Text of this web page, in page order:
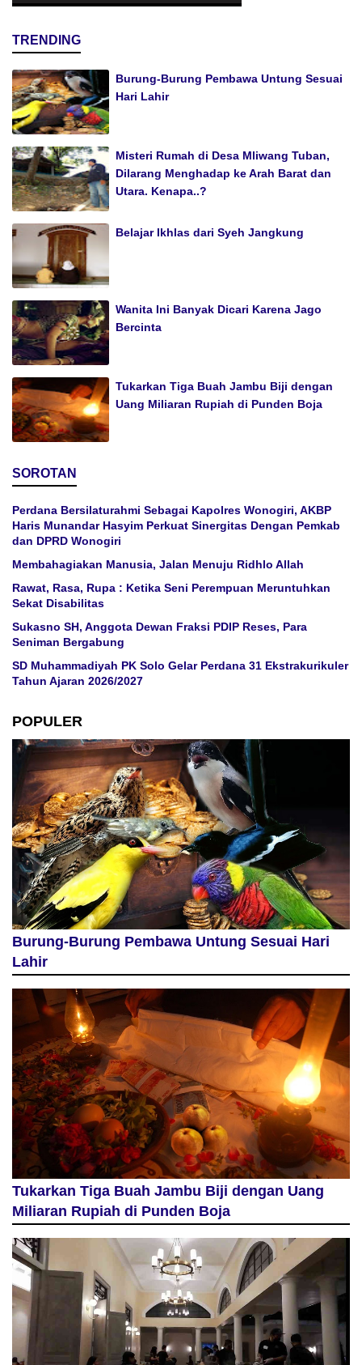
TRENDING
Burung-Burung Pembawa Untung Sesuai
Hari Lahir
Misteri Rumah di Desa Mliwang Tuban,
Dilarang Menghadap ke Arah Barat dan
Utara. Kenapa..?
Belajar Ikhlas dari Syeh Jangkung
Wanita Ini Banyak Dicari Karena Jago
Bercinta
Tukarkan Tiga Buah Jambu Biji dengan
Uang Miliaran Rupiah di Punden Boja
SOROTAN
Perdana Bersilaturahmi Sebagai Kapolres Wonogiri, AKBP
Haris Munandar Hasyim Perkuat Sinergitas Dengan Pemkab
dan DPRD Wonogiri
Membahagiakan Manusia, Jalan Menuju Ridhlo Allah
Rawat, Rasa, Rupa : Ketika Seni Perempuan Meruntuhkan
Sekat Disabilitas
Sukasno SH, Anggota Dewan Fraksi PDIP Reses, Para
Seniman Bergabung
SD Muhammadiyah PK Solo Gelar Perdana 31 Ekstrakurikuler
Tahun Ajaran 2026/2027
POPULER
Burung-Burung Pembawa Untung Sesuai Hari
Lahir
Tukarkan Tiga Buah Jambu Biji dengan Uang
Miliaran Rupiah di Punden Boja